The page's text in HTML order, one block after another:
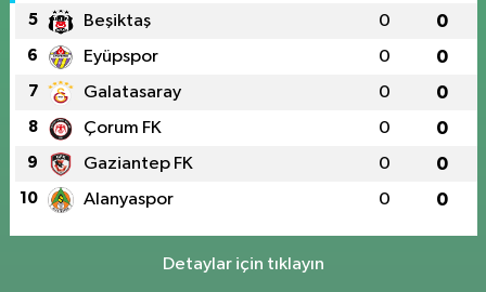
5 Beşiktaş 0 0
6 Eyüpspor 0 0
7 Galatasaray 0 0
8 Çorum FK 0 0
9 Gaziantep FK 0 0
10 Alanyaspor 0 0
Detaylar için tıklayın